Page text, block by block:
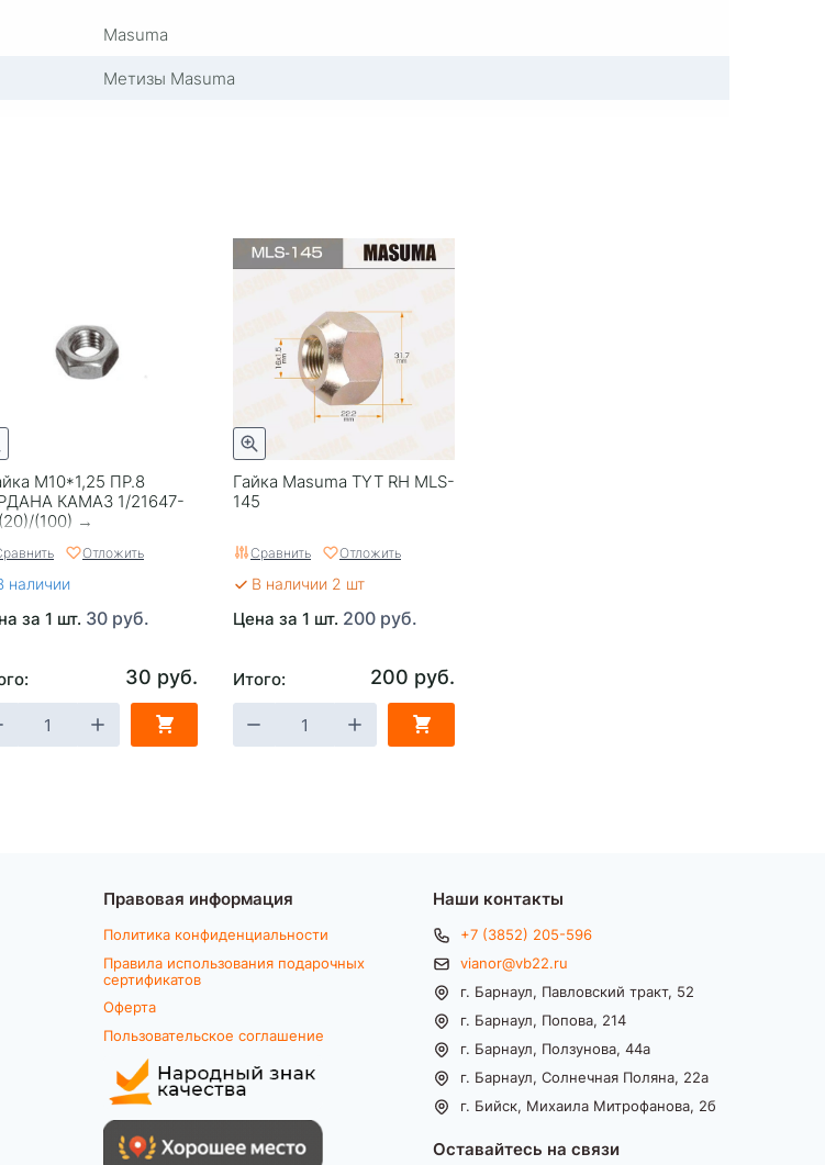
Masuma
Метизы Masuma
М10*1,25 ПР.8
КАМАЗ 1/21647-
(100) →
Отложить
наличии
за 1 шт. 30 руб.
30 руб.
Гайка Masuma TYT RH MLS-
145
Сравнить Отложить
В наличии 2 шт
Цена за 1 шт. 200 руб.
Итого: 200 руб.
Правовая информация
Политика конфиденциальности
Правила использования подарочных
сертификатов
Оферта
Пользовательское соглашение
Наши контакты
+7 (3852) 205-596
vianor@vb22.ru
г. Барнаул, Павловский тракт, 52
г. Барнаул, Попова, 214
г. Барнаул, Ползунова, 44а
г. Барнаул, Солнечная Поляна, 22а
г. Бийск, Михаила Митрофанова, 2б
Оставайтесь на связи